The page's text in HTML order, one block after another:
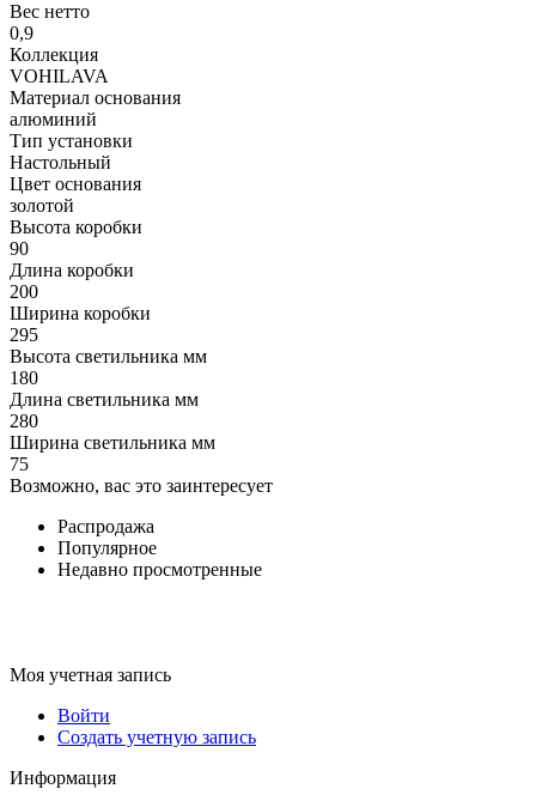
Вес нетто
0,9
Коллекция
VOHILAVA
Материал основания
алюминий
Тип установки
Настольный
Цвет основания
золотой
Высота коробки
90
Длина коробки
200
Ширина коробки
295
Высота светильника мм
180
Длина светильника мм
280
Ширина светильника мм
75
Возможно, вас это заинтересует
Распродажа
Популярное
Недавно просмотренные
Моя учетная запись
Войти
Создать учетную запись
Информация